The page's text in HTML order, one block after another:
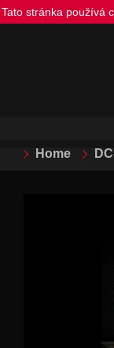
Tato stránka používá
Home